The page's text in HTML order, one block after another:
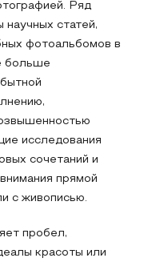
Ряд
научных статей,
фотоальбомов в
больше
исследования
сочетаний и
прямой
с живописью.
пробел,
красоты или